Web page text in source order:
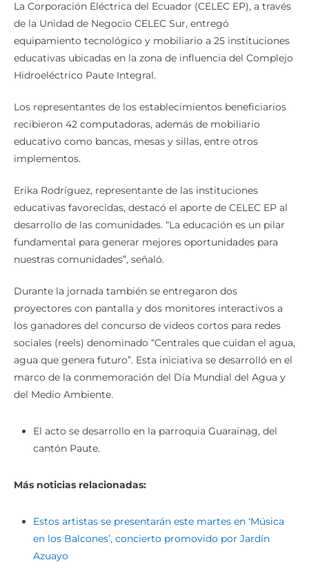
La Corporación Eléctrica del Ecuador (CELEC EP), a través
de la Unidad de Negocio CELEC Sur, entregó
equipamiento tecnológico y mobiliario a 25 instituciones
educativas ubicadas en la zona de influencia del Complejo
Hidroeléctrico Paute Integral.
Los representantes de los establecimientos beneficiarios
recibieron 42 computadoras, además de mobiliario
educativo como bancas, mesas y sillas, entre otros
implementos.
Erika Rodríguez, representante de las instituciones
educativas favorecidas, destacó el aporte de CELEC EP al
desarrollo de las comunidades. “La educación es un pilar
fundamental para generar mejores oportunidades para
nuestras comunidades”, señaló.
Durante la jornada también se entregaron dos
proyectores con pantalla y dos monitores interactivos a
los ganadores del concurso de videos cortos para redes
sociales (reels) denominado “Centrales que cuidan el agua,
agua que genera futuro”. Esta iniciativa se desarrolló en el
marco de la conmemoración del Día Mundial del Agua y
del Medio Ambiente.
El acto se desarrollo en la parroquia Guarainag, del
cantón Paute.
Más noticias relacionadas:
Estos artistas se presentarán este martes en ‘Música
en los Balcones’, concierto promovido por Jardín
Azuayo